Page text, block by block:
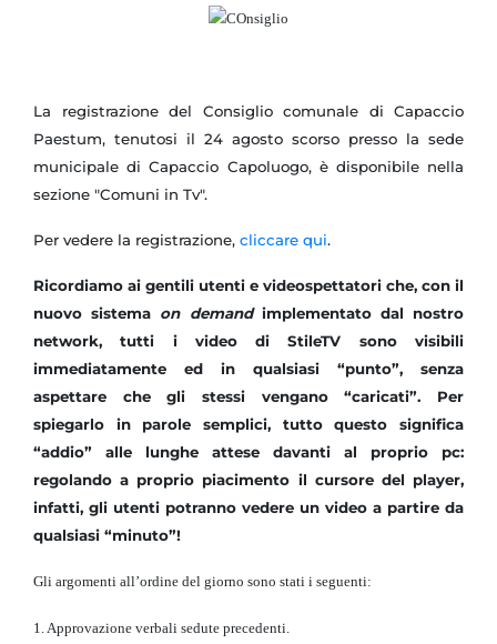
La registrazione del Consiglio comunale di Capaccio
Paestum, tenutosi il 24 agosto scorso presso la sede
municipale di Capaccio Capoluogo, è disponibile nella
sezione "Comuni in Tv".
Per vedere la registrazione, cliccare qui.
Ricordiamo ai gentili utenti e videospettatori che, con il
nuovo sistema on demand implementato dal nostro
network, tutti i video di StileTV sono visibili
immediatamente ed in qualsiasi “punto”, senza
aspettare che gli stessi vengano “caricati”. Per
spiegarlo in parole semplici, tutto questo significa
“addio” alle lunghe attese davanti al proprio pc:
regolando a proprio piacimento il cursore del player,
infatti, gli utenti potranno vedere un video a partire da
qualsiasi “minuto”!
Gli argomenti all’ordine del giorno sono stati i seguenti:
1. Approvazione verbali sedute precedenti.